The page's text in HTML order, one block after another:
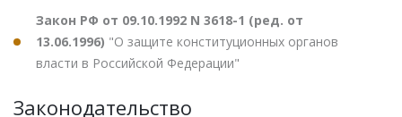
Закон РФ от 09.10.1992 N 3618-1 (ред. от
13.06.1996) "О защите конституционных органов
власти в Российской Федерации"
Законодательство